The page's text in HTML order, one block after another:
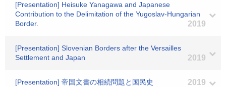
[Presentation] Heisuke Yanagawa and Japanese
Contribution to the Delimitation of the Yugoslav-Hungarian
Border.
2019
[Presentation] Slovenian Borders after the Versailles
Settlement and Japan
2019
[Presentation] 帝国文書の相続問題と国民史 2019